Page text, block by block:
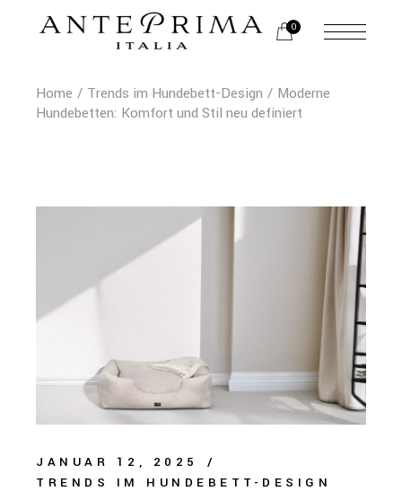
0
Home Trends im Hundebett-Design
Moderne
Hundebetten: Komfort und Stil neu definiert
JANUAR 12, 2025
TRENDS IM HUNDEBETT-DESIGN